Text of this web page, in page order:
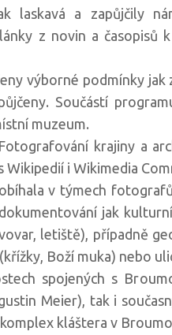
laskavá a zapůjčily
z novin a časopisů
výborné podmínky
Součástí
muzeum.
krajiny a
Wikipedií i Wikimedia
v týmech
jak
letiště), případně
Boží muka) nebo
spojených s
Meier), tak i
kláštera v